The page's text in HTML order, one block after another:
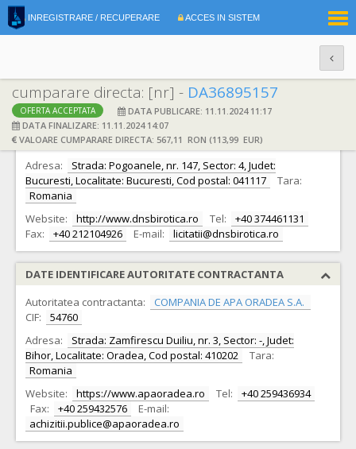
INREGISTRARE / RECUPERARE ACCES IN SISTEM
cumparare directa: [nr] - DA36895157
OFERTA ACCEPTATA
DATA PUBLICARE: 11.11.2024 11:17
DATA FINALIZARE: 11.11.2024 14:07
VALOARE CUMPARARE DIRECTA: 567,11 RON (113,99 EUR)
DATE IDENTIFICARE OFERTANT
Ofertant: S.C. DNS BIROTICA S.R.L. CIF: 16310679
Adresa:
Strada: Pogoanele, nr. 147, Sector: 4, Judet:
Bucuresti, Localitate: Bucuresti, Cod postal: 041117
Tara:
Romania
Website:
http://www.dnsbirotica.ro Tel:
+40 374461131
Fax:
+40 212104926 E-mail: licitatii@dnsbirotica.ro
DATE IDENTIFICARE AUTORITATE CONTRACTANTA
Autoritatea contractanta:
COMPANIA DE APA ORADEA S.A.
CIF:
54760
Adresa:
Strada: Zamfirescu Duiliu, nr. 3, Sector: -, Judet:
Bihor, Localitate: Oradea, Cod postal: 410202
Tara:
Romania
Website:
https://www.apaoradea.ro Tel:
+40 259436934
Fax:
+40 259432576
E-mail:
achizitii.publice@apaoradea.ro